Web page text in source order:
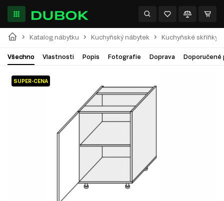
Katalog nábytku Kuchyňský nábytek Kuchyňské skříňky
Všechno Vlastnosti Popis Fotografie Doprava Doporučené
SUPER-CENA